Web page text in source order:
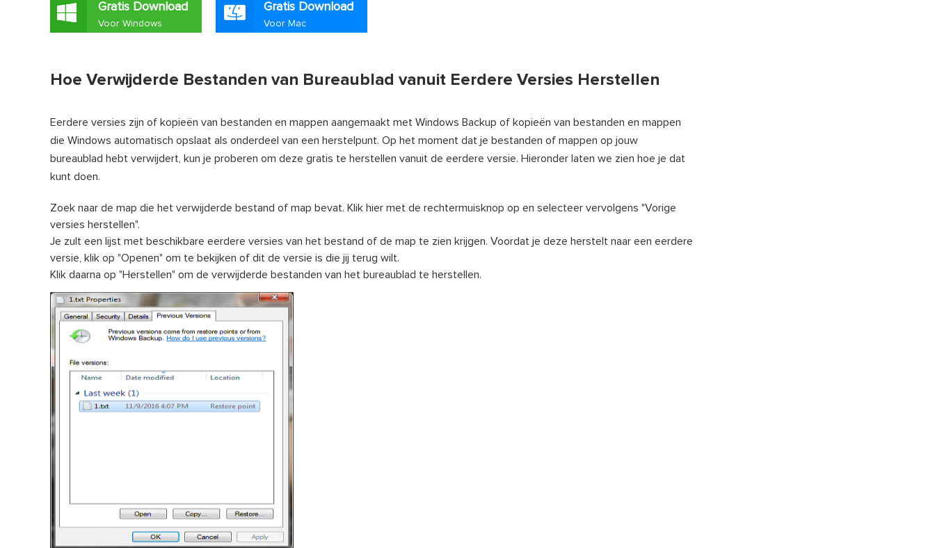
Gratis Download
Voor Windows
Gratis Download
Voor Mac
Hoe Verwijderde Bestanden van Bureaublad vanuit Eerdere Versies Herstellen
Eerdere versies zijn of kopieën van bestanden en mappen aangemaakt met Windows Backup of kopieën van bestanden en mappen
die Windows automatisch opslaat als onderdeel van een herstelpunt. Op het moment dat je bestanden of mappen op jouw
bureaublad hebt verwijdert, kun je proberen om deze gratis te herstellen vanuit de eerdere versie. Hieronder laten we zien hoe je dat
kunt doen.
Zoek naar de map die het verwijderde bestand of map bevat. Klik hier met de rechtermuisknop op en selecteer vervolgens "Vorige
versies herstellen".
Je zult een lijst met beschikbare eerdere versies van het bestand of de map te zien krijgen. Voordat je deze herstelt naar een eerdere
versie, klik op "Openen" om te bekijken of dit de versie is die jij terug wilt.
Klik daarna op "Herstellen" om de verwijderde bestanden van het bureaublad te herstellen.